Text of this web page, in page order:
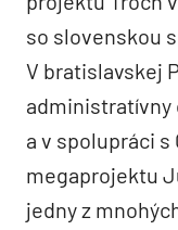
so slovenskou
V bratislavskej
administratívny
a v spolupráci s
megaprojektu
jedny z